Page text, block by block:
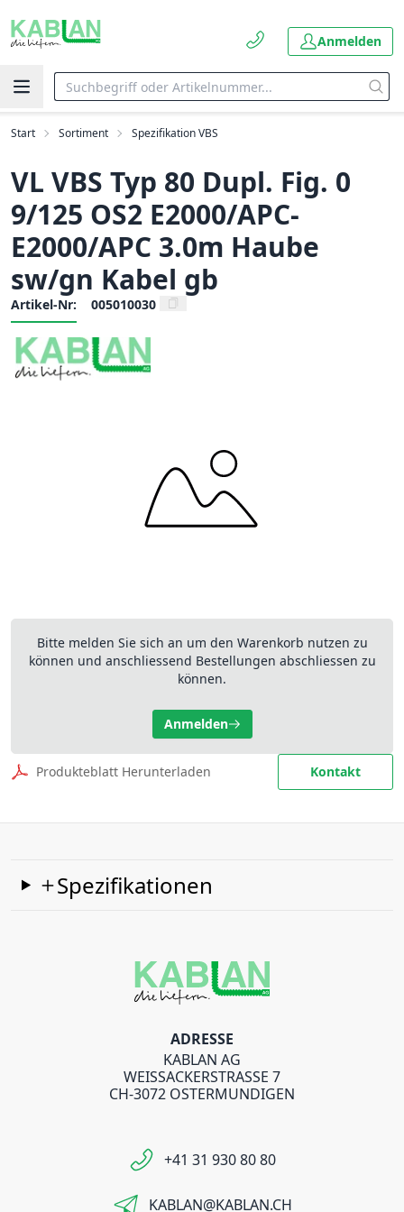
Anmelden
Start Sortiment Spezifikation VBS
VL VBS Typ 80 Dupl. Fig. 0
9/125 OS2 E2000/APC-
E2000/APC 3.0m Haube
sw/gn Kabel gb
Artikel-Nr: 005010030
Bitte melden Sie sich an um den Warenkorb nutzen zu
können und anschliessend Bestellungen abschliessen zu
können.
Anmelden
Produkteblatt Herunterladen Kontakt
Spezifikationen
ADRESSE
KABLAN AG
WEISSACKERSTRASSE 7
CH-3072 OSTERMUNDIGEN
+41 31 930 80 80
KABLAN@KABLAN.CH